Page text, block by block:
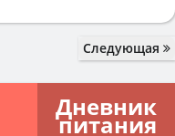
Следующая
Дневник
питания